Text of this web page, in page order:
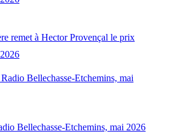
remet à Hector Provençal le prix
Bellechasse-Etchemins, mai 2026